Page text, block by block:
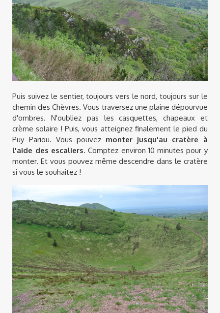
Puis suivez le sentier, toujours vers le nord, toujours sur le
chemin des Chèvres. Vous traversez une plaine dépourvue
d'ombres. N'oubliez pas les casquettes, chapeaux et
crème solaire ! Puis, vous atteignez finalement le pied du
Puy Pariou. Vous pouvez monter jusqu'au cratère à
l'aide des escaliers. Comptez environ 10 minutes pour y
monter. Et vous pouvez même descendre dans le cratère
si vous le souhaitez !